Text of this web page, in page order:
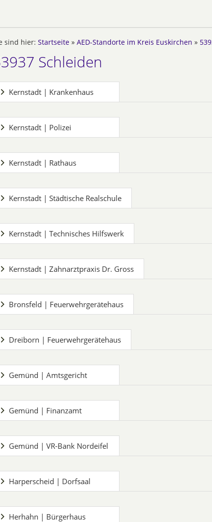
sind hier: Startseite » AED-Standorte im Kreis Euskirchen »
Schleiden
Kernstadt | Krankenhaus
Kernstadt | Polizei
Kernstadt | Rathaus
Kernstadt | Städtische Realschule
Kernstadt | Technisches Hilfswerk
Kernstadt | Zahnarztpraxis Dr. Gross
Bronsfeld | Feuerwehrgerätehaus
Dreiborn | Feuerwehrgerätehaus
Gemünd | Amtsgericht
Gemünd | Finanzamt
Gemünd | VR-Bank Nordeifel
Harperscheid | Dorfsaal
Herhahn | Bürgerhaus